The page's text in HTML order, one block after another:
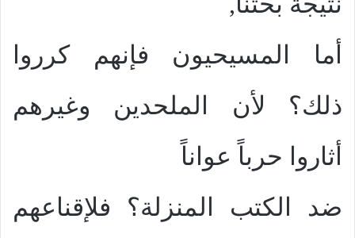
أما المسيحيون فإنهم كرروا
ذلك؟ لأن الملحدين وغيرهم
أثاروا حرباً عواناً
ضد الكتب المنزلة؟ فلإقناعهم